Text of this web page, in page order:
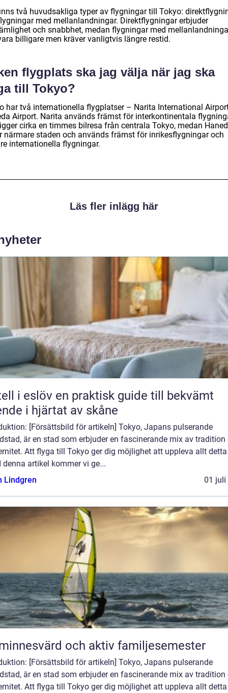
två huvudsakliga typer av flygningar till Tokyo:
med mellanlandningar. Direktflygningar erbjuder
och snabbhet, medan flygningar med
billigare men kräver vanligtvis längre restid.
flygplats ska jag välja när jag ska
till Tokyo?
har två internationella flygplatser – Narita International
Airport. Narita används främst för interkontinentala
cirka en timmes bilresa från centrala Tokyo, medan
närmare staden och används främst för inrikesflygningar och
internationella flygningar.
Läs fler inlägg här
en praktisk guide till bekvämt
i hjärtat av skåne
[Försättsbild för artikeln] Tokyo, Japans pulserande
är en stad som erbjuder en fascinerande mix av tradition
Att flyga till Tokyo ger dig möjlighet att uppleva allt
denna artikel kommer vi ge...
Lindgren
01 juli
och aktiv familjesemester
[Försättsbild för artikeln] Tokyo, Japans pulserande
är en stad som erbjuder en fascinerande mix av tradition
Att flyga till Tokyo ger dig möjlighet att uppleva allt